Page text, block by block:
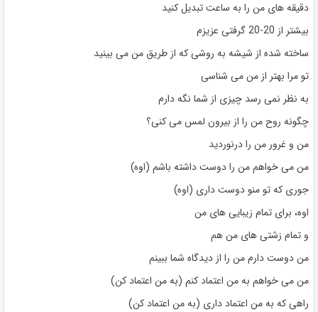
دقیقه های من را به ساعت تبدیل کنید
بیشتر از 20-20 گرفتی عزیزم
ساخته شده از شیشه به روشی که از طریق من می بینید
تو مرا بهتر از من می شناسی
به نظر نمی رسد چیزی از شما نگه دارم
چگونه روح من را از بیرون لمس می کنی؟
من و غرور من را درنوردید
من می خواهم من را دوست داشته باشم (اوه)
جوری که تو منو دوست داری (اوه)
اوه، برای تمام زیبایی های من
و تمام زشتی های من هم
من دوست دارم من را از دیدگاه شما ببینم
من می خواهم به من اعتماد کنم (به من اعتماد کن)
راهی که به من اعتماد داری (به من اعتماد کن)